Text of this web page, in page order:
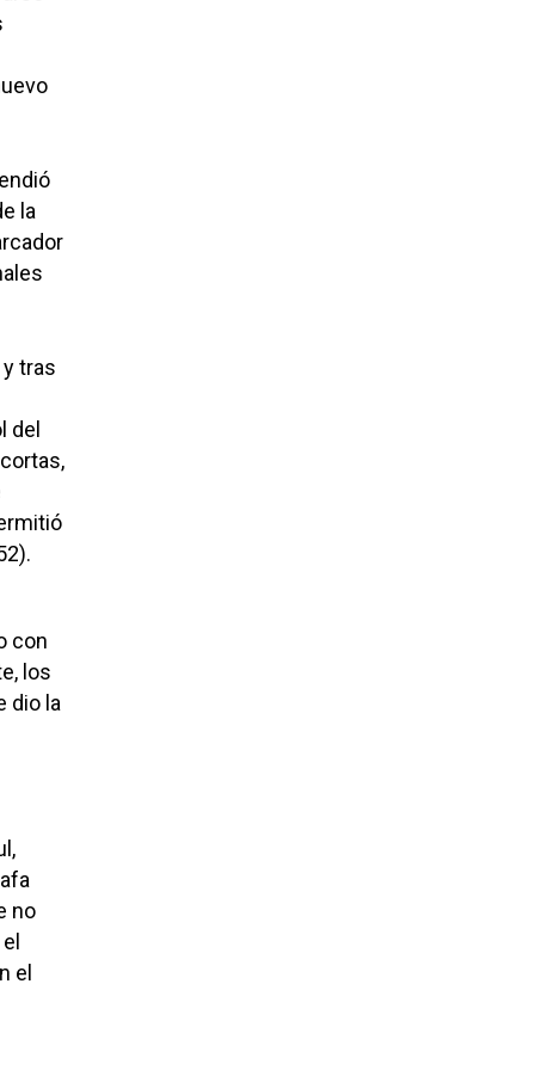
la
tras
del
con
los
dio la
no
el